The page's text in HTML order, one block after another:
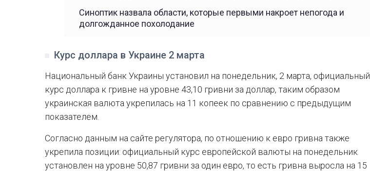
Синоптик назвала области, которые первыми накроет непогода и
долгожданное похолодание
Курс доллара в Украине 2 марта
Национальный банк Украины установил на понедельник, 2 марта, официальный
курс доллара к гривне на уровне 43,10 гривни за доллар, таким образом
украинская валюта укрепилась на 11 копеек по сравнению с предыдущим
показателем.
Согласно данным на сайте регулятора, по отношению к евро гривна также
укрепила позиции: официальный курс европейской валюты на понедельник
установлен на уровне 50,87 гривни за один евро, то есть гривна выросла на 15